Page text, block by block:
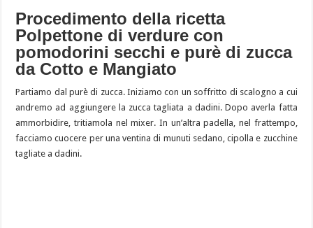
Procedimento della ricetta
Polpettone di verdure con
pomodorini secchi e purè di zucca
da Cotto e Mangiato
Partiamo dal purè di zucca. Iniziamo con un soffritto di scalogno a cui
andremo ad aggiungere la zucca tagliata a dadini. Dopo averla fatta
ammorbidire, tritiamola nel mixer. In un’altra padella, nel frattempo,
facciamo cuocere per una ventina di munuti sedano, cipolla e zucchine
tagliate a dadini.